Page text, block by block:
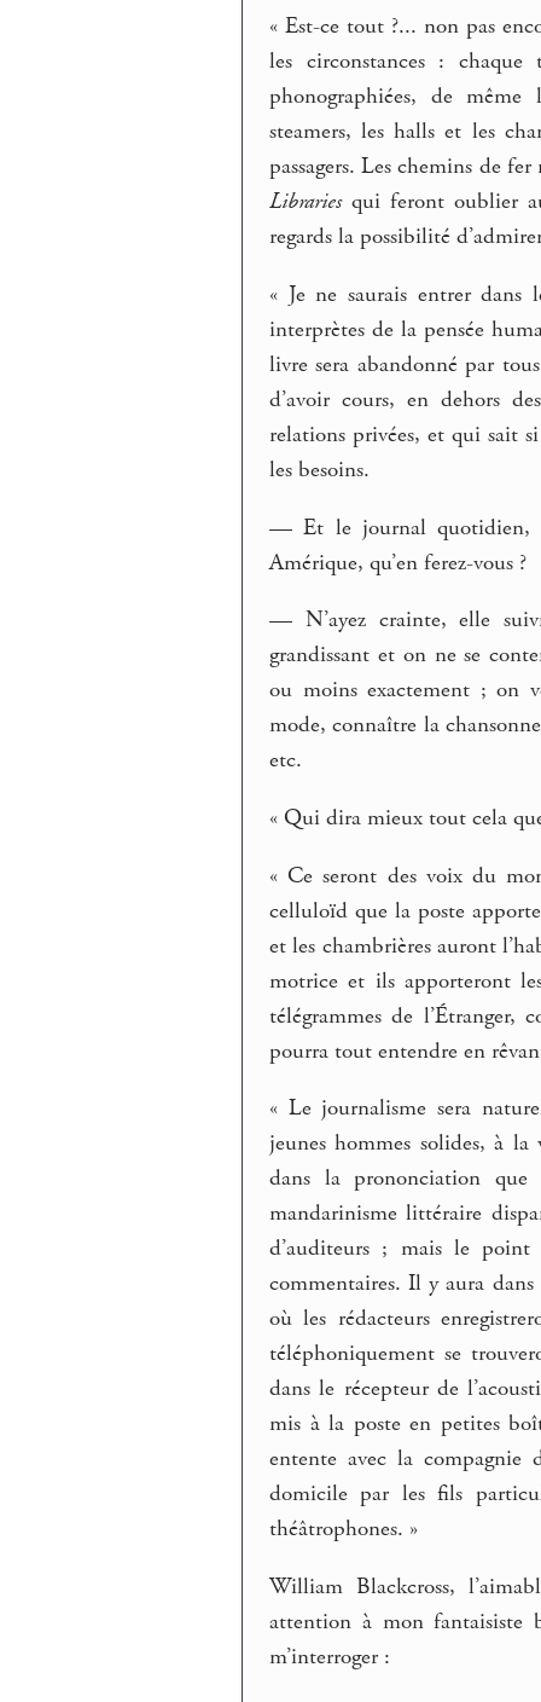
« Est-ce tout ?... non pas
les circonstances :
phonographiées, de
steamers, les halls et les
passagers. Les chemins de
Librariesqui feront oublier
regards la possibilité
« Je ne saurais entrer dans
interprètes de la pensée
livre sera abandonné par
d’avoir cours, en dehors
relations privées, et qui sait
les besoins.
— Et le journal quotidien,
Amérique, qu’en ferez-vous ?
— N’ayez crainte, elle
grandissant et on ne se
ou moins exactement ; on
mode, connaître la
etc.
« Qui dira mieux tout cela
« Ce seront des voix du
celluloïd que la poste
et les chambrières auront
motrice et ils apporteront
télégrammes de l’Étranger,
pourra tout entendre en
« Le journalisme sera
jeunes hommes solides, à
dans la prononciation
mandarinisme littéraire
d’auditeurs ; mais le point
commentaires. Il y aura
où les rédacteurs
téléphoniquement se
dans le récepteur de
mis à la poste en petites
entente avec la compagnie
domicile par les fils
théâtrophones. »
William Blackcross,
attention à mon fantaisiste
m’interroger :